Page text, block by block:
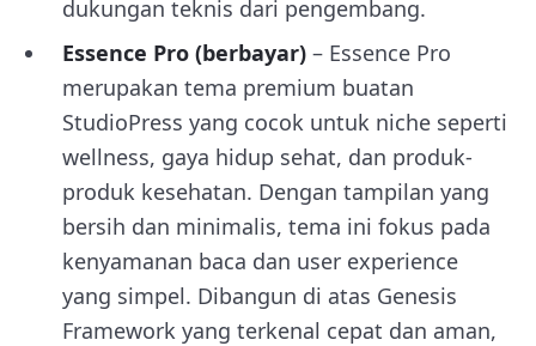
dukungan teknis dari pengembang.
Essence Pro (berbayar) – Essence Pro
merupakan tema premium buatan
StudioPress yang cocok untuk niche seperti
wellness, gaya hidup sehat, dan produk-
produk kesehatan. Dengan tampilan yang
bersih dan minimalis, tema ini fokus pada
kenyamanan baca dan user experience
yang simpel. Dibangun di atas Genesis
Framework yang terkenal cepat dan aman,